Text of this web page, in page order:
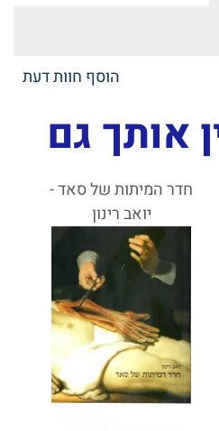
הוסף חוות דעת
אותך גם
חדר המיתות של סאד -
יואב רינון